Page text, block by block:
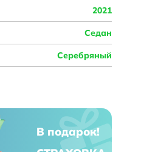
2021
Седан
Серебряный
В подарок!